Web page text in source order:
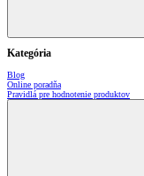
Kategória
Blog
Online poradňa
Pravidlá pre hodnotenie produktov